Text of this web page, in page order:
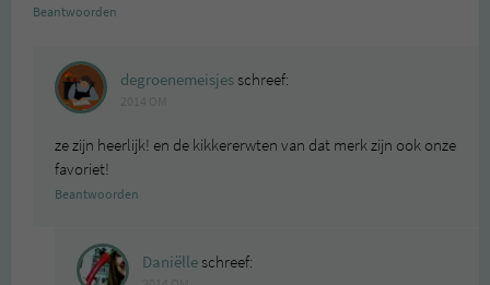
Beantwoorden
degroenemeisjesschreef:
ze zijn heerlijk! en de kikkererwten van dat merk zijn ook onze
favoriet!
Beantwoorden
Daniëlleschreef: